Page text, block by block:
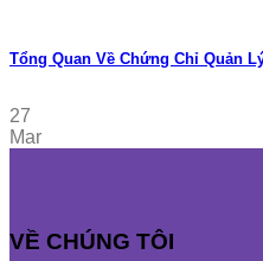
Tổng Quan Về Chứng Chỉ Quản
27
Mar
VỀ CHÚNG TÔI